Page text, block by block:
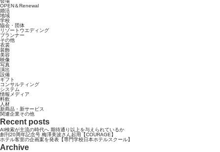
OPEN＆Renewal
婚活
地域
学校
協会・団体
リゾートウエディング
プランナー
その他
衣裳
装飾
美容
映像
写真
演出
設備
ギフト
コンサルティング
システム
情報メディア
料飲
人材
新商品・新サービス
関連企業その他
Recent posts
AI検索が主流の時代へ 期待通り以上を与えられているか
創刊20周年記念号 梅澤美波さん起用【COURAGE】
ホテル客室の企画案を発表【専門学校日本ホテルスクール】
Archive